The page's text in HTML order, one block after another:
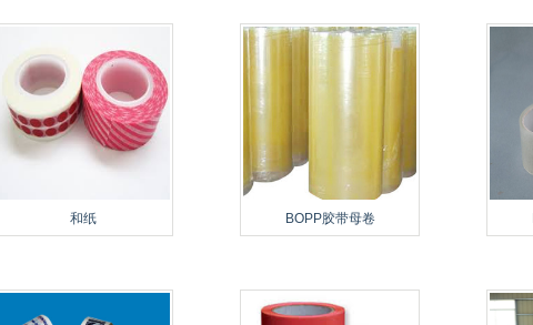
和纸 BOPP胶带母卷